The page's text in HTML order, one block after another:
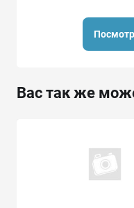
Вас так же